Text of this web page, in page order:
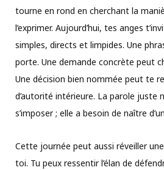
tourne en rond en cherchant la
l’exprimer. Aujourd’hui, tes anges
simples, directs et limpides. Une
porte. Une demande concrète peut
Une décision bien nommée peut te
d’autorité intérieure. La parole juste
s’imposer ; elle a besoin de naître
Cette journée peut aussi réveiller
toi. Tu peux ressentir l’élan de